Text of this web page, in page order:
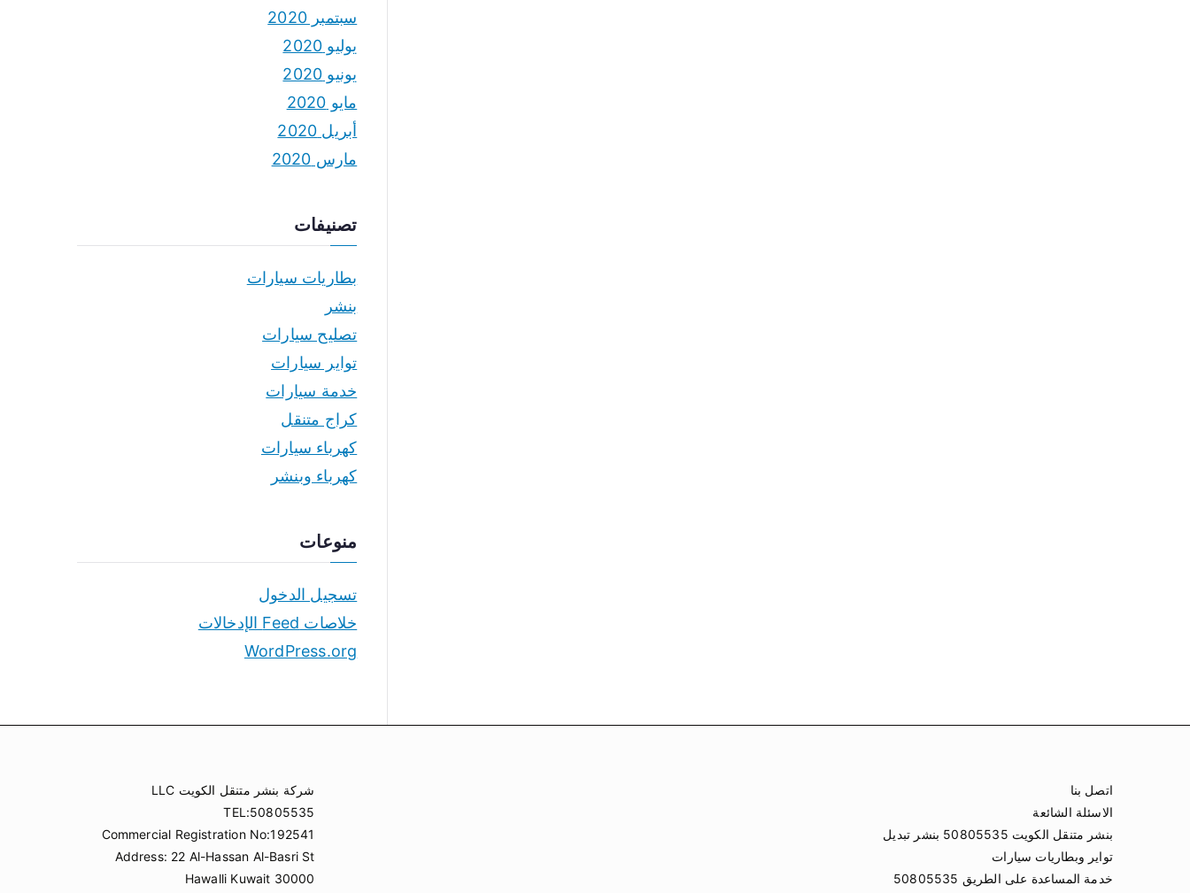
سبتمبر 2020
يوليو 2020
يونيو 2020
مايو 2020
أبريل 2020
مارس 2020
تصنيفات
بطاريات سيارات
بنشر
تصليح سيارات
تواير سيارات
خدمة سيارات
كراج متنقل
كهرباء سيارات
كهرباء وبنشر
منوعات
تسجيل الدخول
خلاصات Feed الإدخالات
WordPress.org
اتصل بنا
الاسئلة الشائعة
بنشر متنقل الكويت 50805535 بنشر تبديل
تواير وبطاريات سيارات
خدمة المساعدة على الطريق 50805535
شركة بنشر متنقل الكويت LLC
TEL:50805535
Commercial Registration No:192541
Address: 22 Al-Hassan Al-Basri St
Hawalli Kuwait 30000